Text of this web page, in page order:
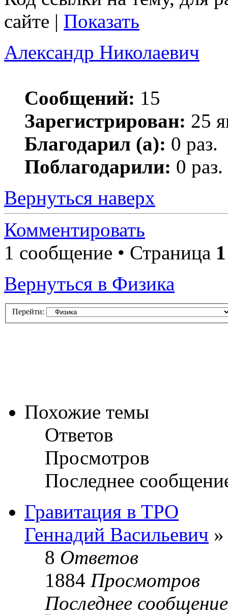
сайте | Показать
Александр Николаевич
Сообщений: 15
Зарегистрирован: 25
Благодарил (а): 0 раз.
Поблагодарили: 0 раз.
Вернуться наверх
Комментировать
1 сообщение • Страница 1
Вернуться в Физика
Перейти:
Похожие темы
Ответов
Просмотров
Последнее
Гравитация в ТРО
Геннадий Васильевич
8 Ответов
1884 Просмотров
Последнее